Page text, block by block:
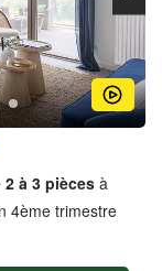
à 3 piècesà
4ème trimestre